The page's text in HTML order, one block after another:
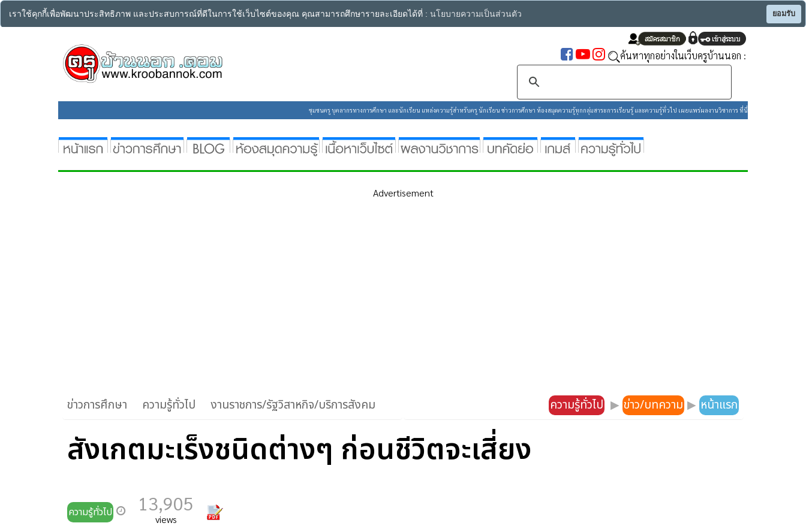
เราใช้คุกกี้เพื่อพัฒนาประสิทธิภาพ และประสบการณ์ที่ดีในการใช้เว็บไซต์ของคุณ คุณสามารถศึกษารายละเอียดได้ที่ : นโยบายความเป็นส่วนตัว ยอมรับ
ค้นหาทุกอย่างในเว็บครูบ้านนอก :
ชุมชนครู บุคลากรทางการศึกษา และนักเรียน แหล่งความรู้สำหรับครู นักเรียน ข่าวการศึกษา ห้องสมุดความรู้ทุกกลุ่มสาระการเรียนรู้ และความรู้ทั่วไป เผยแพร่ผลงานวิชาการ ที่นี่
Advertisement
ข่าวการศึกษา ความรู้ทั่วไป งานราชการ/รัฐวิสาหกิจ/บริการสังคม ความรู้ทั่วไป ▶ ข่าว/บทความ ▶ หน้าแรก
สังเกตมะเร็งชนิดต่างๆ ก่อนชีวิตจะเสี่ยง
ความรู้ทั่วไป 13,905
views